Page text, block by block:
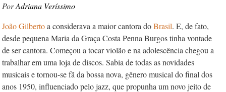
Adriana Veríssimo
João Gilbertoa considerava a maior cantora doBrasil. E, de fato,
desde pequena Maria da Graça Costa Penna Burgos tinha vontade
de ser cantora. Começou a tocar violão e na adolescência chegou a
trabalhar em uma loja de discos. Sabia de todas as novidades
musicais e tornou-se fã da bossa nova, gênero musical do final dos
anos 1950, influenciado pelo jazz, que propunha um novo jeito de